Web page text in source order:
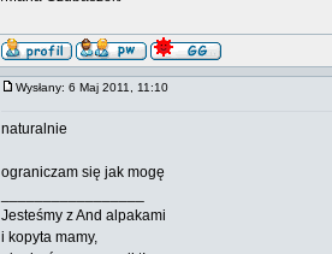
Wysłany: 6 Maj 2011, 11:10
naturalnie
ograniczam się jak mogę
Jesteśmy z And alpakami
i kopyta mamy,